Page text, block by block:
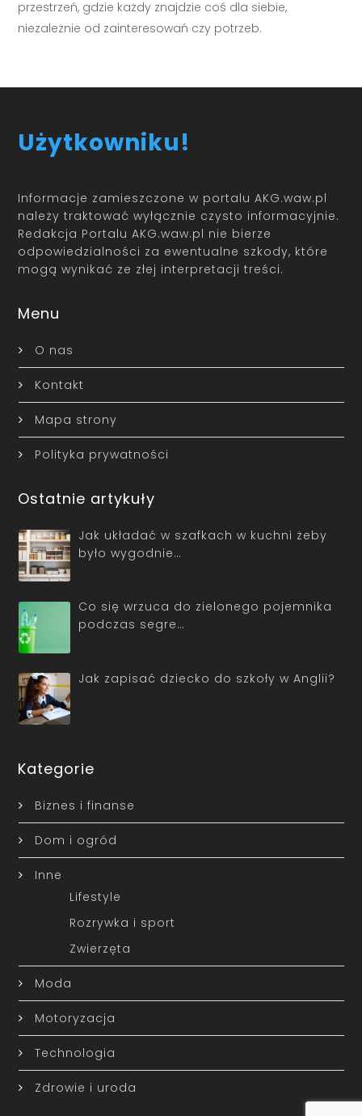
przestrzeń, gdzie każdy znajdzie coś dla siebie,
niezależnie od zainteresowań czy potrzeb.
Użytkowniku!
Informacje zamieszczone w portalu AKG.waw.pl
należy traktować wyłącznie czysto informacyjnie.
Redakcja Portalu AKG.waw.pl nie bierze
odpowiedzialności za ewentualne szkody, które
mogą wynikać ze złej interpretacji treści.
Menu
O nas
Kontakt
Mapa strony
Polityka prywatności
Ostatnie artykuły
Jak układać w szafkach w kuchni żeby
było wygodnie…
Co się wrzuca do zielonego pojemnika
podczas segre…
Jak zapisać dziecko do szkoły w Anglii?
Kategorie
Biznes i finanse
Dom i ogród
Inne
Lifestyle
Rozrywka i sport
Zwierzęta
Moda
Motoryzacja
Technologia
Zdrowie i uroda